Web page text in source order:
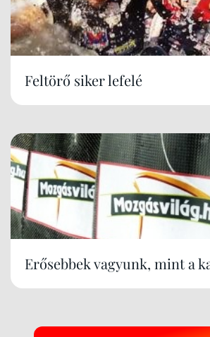
Feltörő siker lefelé
Erősebbek vagyunk, mint a